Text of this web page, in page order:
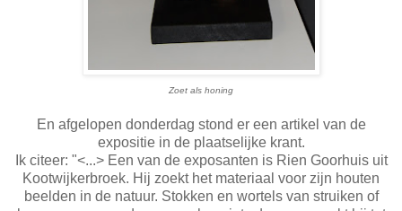
Zoet als honing
En afgelopen donderdag stond er een artikel van de
expositie in de plaatselijke krant.
Ik citeer: "<...> Een van de exposanten is Rien Goorhuis uit
Kootwijkerbroek. Hij zoekt het materiaal voor zijn houten
beelden in de natuur. Stokken en wortels van struiken of